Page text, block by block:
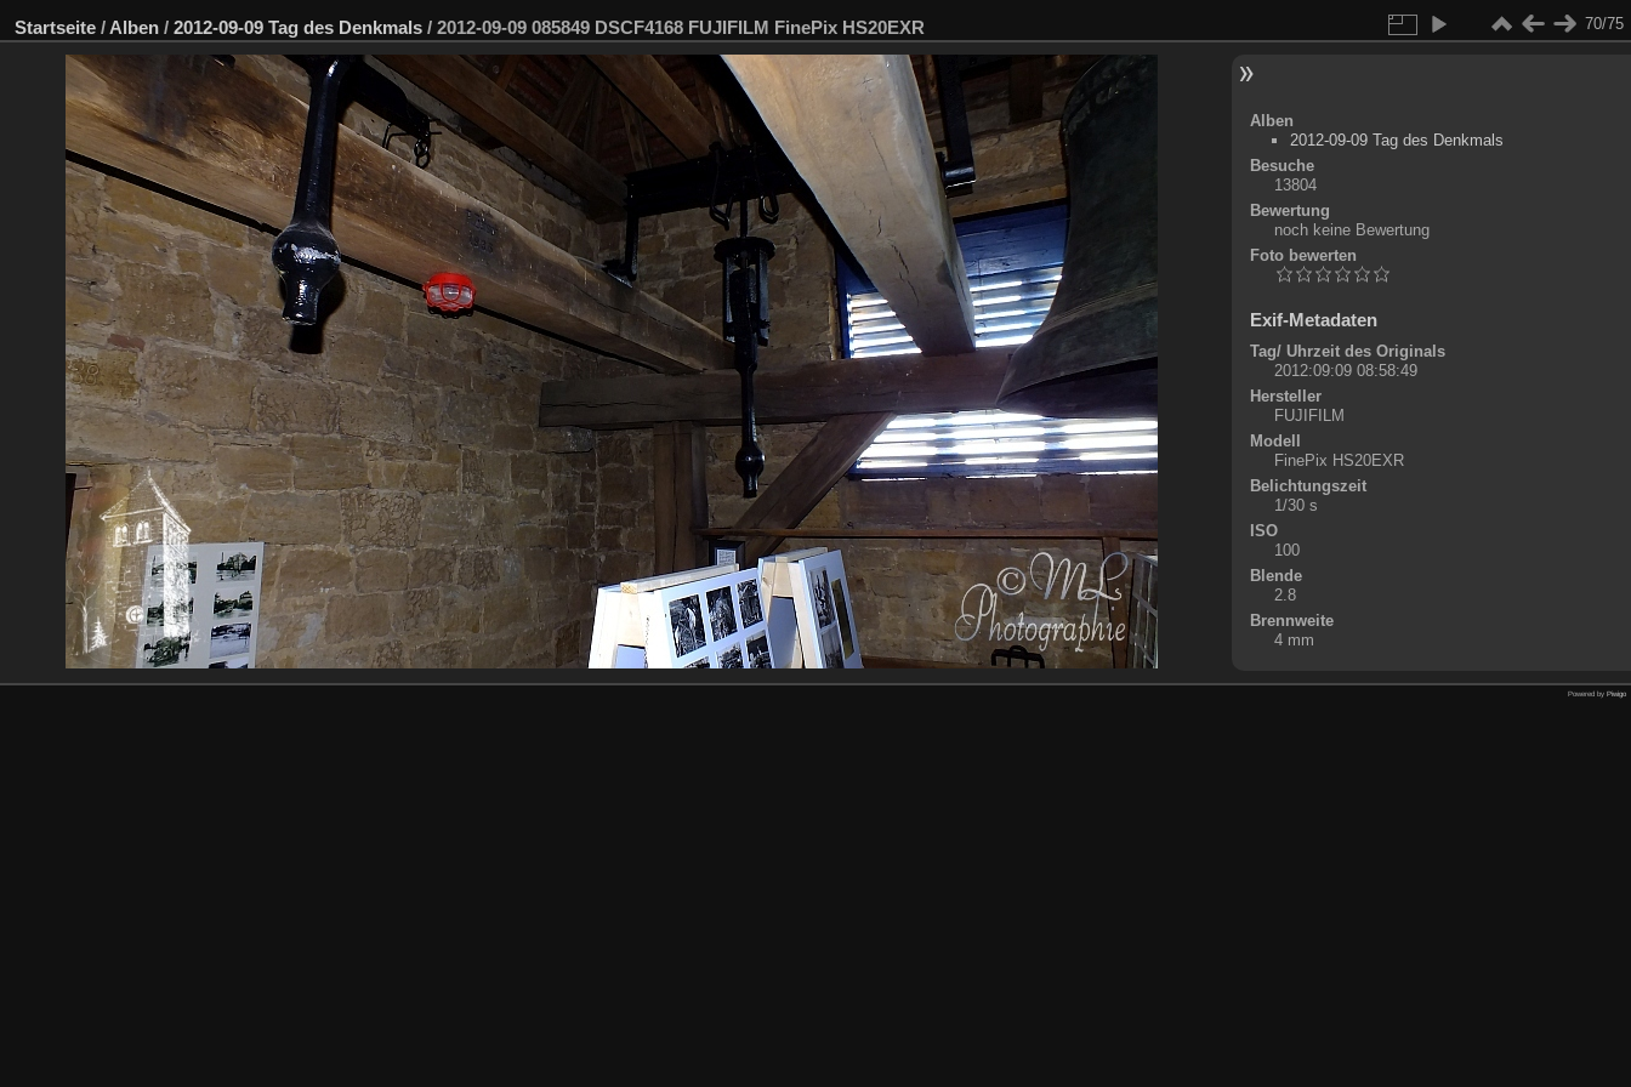
Startseite / Alben / 2012-09-09 Tag des Denkmals / 2012-09-09 085849 DSCF4168 FUJIFILM FinePix HS20EXR 70/75
Alben
2012-09-09 Tag des Denkmals
Besuche
13804
Bewertung
noch keine Bewertung
Foto bewerten
Exif-Metadaten
Tag/ Uhrzeit des Originals
2012:09:09 08:58:49
Hersteller
FUJIFILM
Modell
FinePix HS20EXR
Belichtungszeit
1/30 s
ISO
100
Blende
2.8
Brennweite
4 mm
Powered by Piwigo